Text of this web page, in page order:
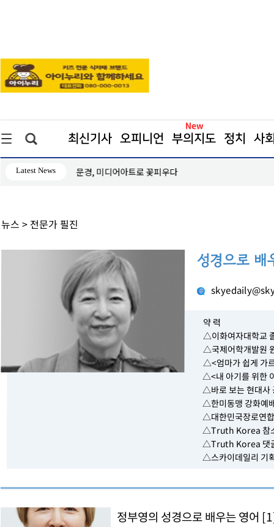
최신기사 오피니언 부의지도 정치 사
Latest News
진행 문경, 미디어아트로 꽃피우다
뉴스 > 전문가 필진
성경으로 배
약 력
△이화여자대학교
△국제어학개발원
△<엄마가 쉽게 가
△<내 아기를 위한
△바로 보는 현대사
△한미동맹 강화예
△대한민국장로연
△Truth Korea 참
△Truth Korea 댓
△스카이데일리 기
정부영의 성경으로 배우는 영어